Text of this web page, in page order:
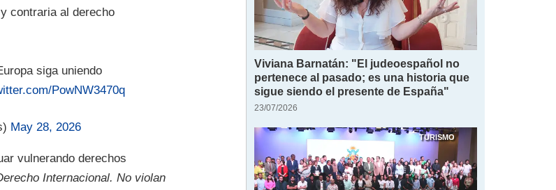
contraria al derecho
siga uniendo
PowNW3470q
May 28, 2026
vulnerando derechos
Internacional. No violan
Viviana Barnatán: "El judeoespañol no
pertenece al pasado; es una historia que
sigue siendo el presente de España"
23/07/2026
TURISMO